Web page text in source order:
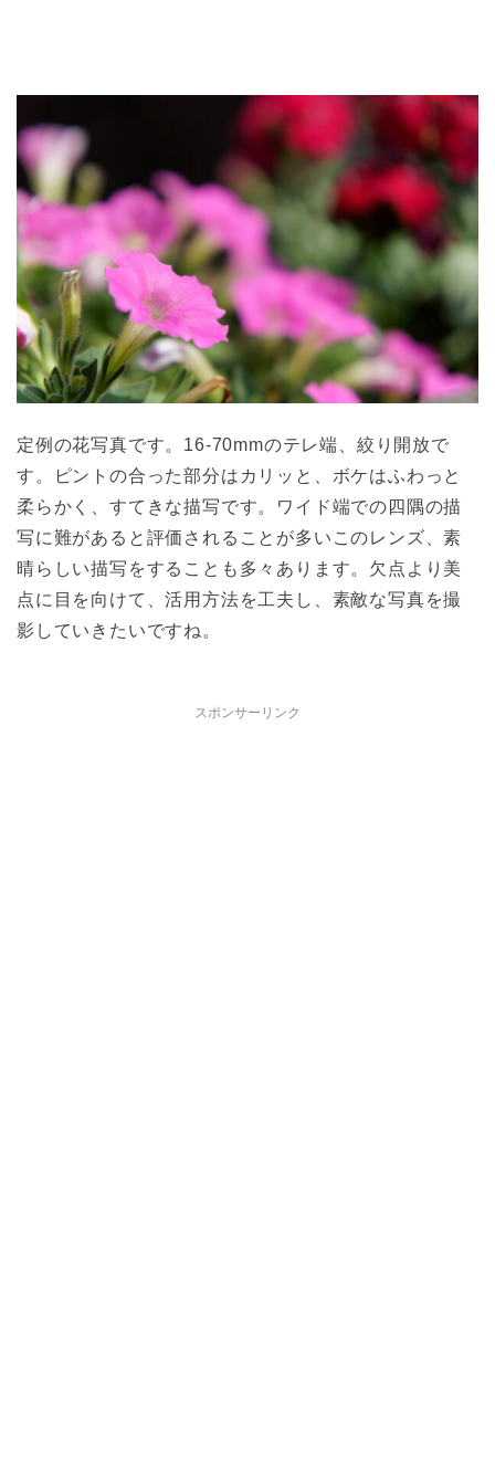
定例の花写真です。16-70mmのテレ端、絞り開放で
す。ピントの合った部分はカリッと、ボケはふわっと
柔らかく、すてきな描写です。ワイド端での四隅の描
写に難があると評価されることが多いこのレンズ、素
晴らしい描写をすることも多々あります。欠点より美
点に目を向けて、活用方法を工夫し、素敵な写真を撮
影していきたいですね。
スポンサーリンク